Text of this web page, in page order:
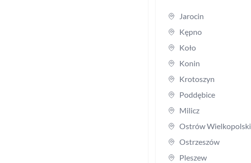
Jarocin
Kępno
Koło
Konin
Krotoszyn
Poddębice
Milicz
Ostrów Wielkopolski
Ostrzeszów
Pleszew